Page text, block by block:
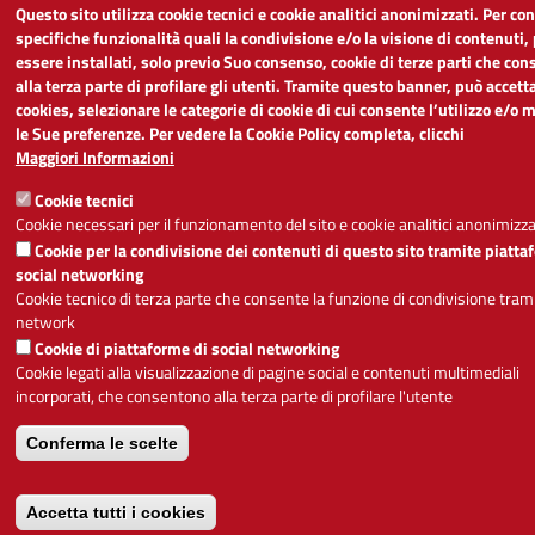
Questo sito utilizza cookie tecnici e cookie analitici anonimizzati. Per
specifiche funzionalità quali la condivisione e/o la visione di contenuti,
essere installati, solo previo Suo consenso, cookie di terze parti che
alla terza parte di profilare gli utenti. Tramite questo banner, può
cookies, selezionare le categorie di cookie di cui consente l’utilizzo e/o
le Sue preferenze. Per vedere la Cookie Policy completa, clicchi
Maggiori Informazioni
Cookie tecnici
Cookie necessari per il funzionamento del sito e cookie analitici
Cookie per la condivisione dei contenuti di questo sito tramite
social networking
Cookie tecnico di terza parte che consente la funzione di condivisione
network
Cookie di piattaforme di social networking
Cookie legati alla visualizzazione di pagine social e contenuti multimediali
incorporati, che consentono alla terza parte di profilare l'utente
Conferma le scelte
Accetta tutti i cookies